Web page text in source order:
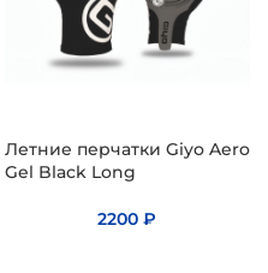
Летние перчатки Giyo Aero
Gel Black Long
2200₽